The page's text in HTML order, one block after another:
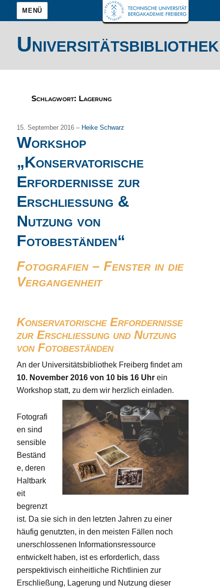
MENÜ
Universitätsbibliothek
Schlagwort: Lagerung
15. September 2016 – Heike Schwarz
Workshop
„Konservatorische
Erfordernisse zur
Erschließung &
Nutzung von
Fotobeständen“
Fotografien – Fenster in die
Vergangenheit
Konservatorische Erfordernisse
zur Erschließung und Nutzung
von Fotobeständen
An der Universitätsbibliothek Freiberg findet am
10. November 2016 von 10 bis 16 Uhr ein
Workshop statt, zu dem wir herzlich einladen.
Fotografi
en sind
sensible
Beständ
e, deren
Haltbark
eit
begrenzt
ist. Da sie sich in den letzten Jahren zu einer
häufig genutzten, in den meisten Fällen noch
unerschlossenen Informationsressource
entwickelt haben, ist es erforderlich, dass
perspektivisch einheitliche Richtlinien zur
Erschließung, Lagerung und Nutzung dieser